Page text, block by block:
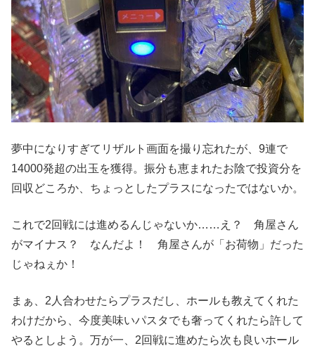
夢中になりすぎてリザルト画面を撮り忘れたが、9連で
14000発超の出玉を獲得。振分も恵まれたお陰で投資分を
回収どころか、ちょっとしたプラスになったではないか。
これで2回戦には進めるんじゃないか……え？ 角屋さん
がマイナス？ なんだよ！ 角屋さんが「お荷物」だった
じゃねぇか！
まぁ、2人合わせたらプラスだし、ホールも教えてくれた
わけだから、今度美味いパスタでも奢ってくれたら許して
やるとしよう。万が一、2回戦に進めたら次も良いホール